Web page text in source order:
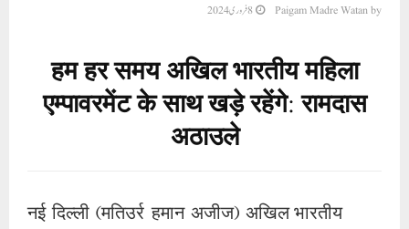
by
Paigam Madre Watan 8 فروری 2024
हम हर समय अखिल भारतीय महिला
एम्पावरमेंट के साथ खड़े रहेंगे: रामदास
अठाउले
नई दिल्ली (मतिउर्र हमान अजीज) अखिल भारतीय